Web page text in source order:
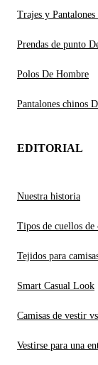
Trajes y
Prendas de punto
Polos De Hombre
Pantalones chinos
EDITORIAL
Nuestra historia
Tipos de cuellos de
Tejidos para
Smart Casual Look
Camisas de vestir
Vestirse para una